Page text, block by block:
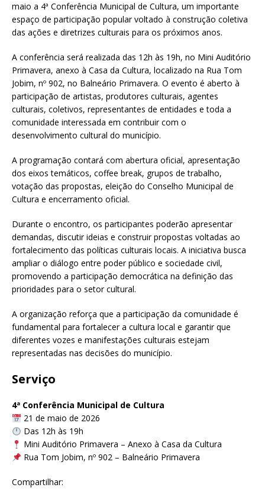
maio a 4ª Conferência Municipal de Cultura, um importante
espaço de participação popular voltado à construção coletiva
das ações e diretrizes culturais para os próximos anos.
A conferência será realizada das 12h às 19h, no Mini Auditório
Primavera, anexo à Casa da Cultura, localizado na Rua Tom
Jobim, nº 902, no Balneário Primavera. O evento é aberto à
participação de artistas, produtores culturais, agentes
culturais, coletivos, representantes de entidades e toda a
comunidade interessada em contribuir com o
desenvolvimento cultural do município.
A programação contará com abertura oficial, apresentação
dos eixos temáticos, coffee break, grupos de trabalho,
votação das propostas, eleição do Conselho Municipal de
Cultura e encerramento oficial.
Durante o encontro, os participantes poderão apresentar
demandas, discutir ideias e construir propostas voltadas ao
fortalecimento das políticas culturais locais. A iniciativa busca
ampliar o diálogo entre poder público e sociedade civil,
promovendo a participação democrática na definição das
prioridades para o setor cultural.
A organização reforça que a participação da comunidade é
fundamental para fortalecer a cultura local e garantir que
diferentes vozes e manifestações culturais estejam
representadas nas decisões do município.
Serviço
4ª Conferência Municipal de Cultura
21 de maio de 2026
Das 12h às 19h
Mini Auditório Primavera – Anexo à Casa da Cultura
Rua Tom Jobim, nº 902 – Balneário Primavera
Compartilhar: